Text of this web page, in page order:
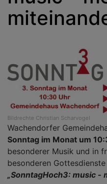
Bildrechte Christian Scharvogel
Wachendorfer
Sonntag im Monat um
besonderer Musik und in
besonderen
„SonntagHoch3: music -